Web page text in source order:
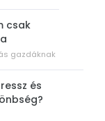
csak
gazdáknak
és